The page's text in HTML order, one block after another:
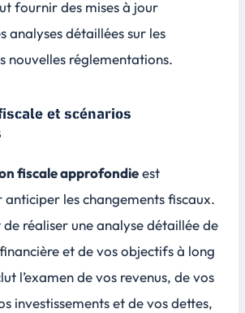
fournir des mises à jour
analyses détaillées sur les
nouvelles réglementations.
et scénarios
fiscale approfondieest
anticiper les changements fiscaux.
réaliser une analyse détaillée de
et de vos objectifs à long
l’examen de vos revenus, de vos
investissements et de vos dettes,